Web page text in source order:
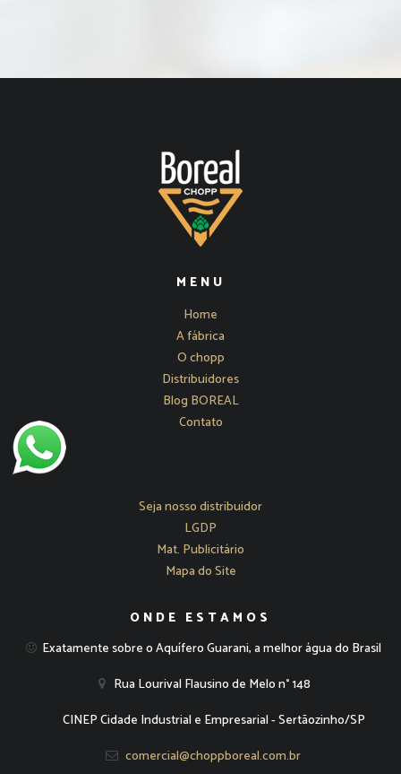
MENU
Home
A fábrica
O chopp
Distribuidores
Blog BOREAL
Contato
Seja nosso distribuidor
LGDP
Mat. Publicitário
Mapa do Site
ONDE ESTAMOS
Exatamente sobre o Aquífero Guarani, a melhor água do Brasil
Rua Lourival Flausino de Melo n° 148
CINEP Cidade Industrial e Empresarial - Sertãozinho/SP
comercial@choppboreal.com.br